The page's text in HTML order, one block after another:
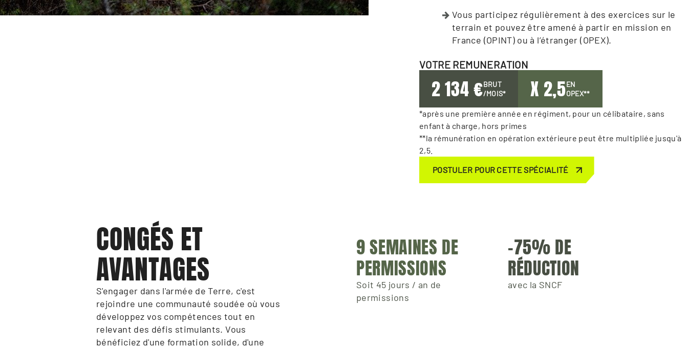
Vous participez régulièrement à des exercices sur le
terrain et pouvez être amené à partir en mission en
France (OPINT) ou à l’étranger (OPEX).
VOTRE REMUNERATION
2 134 €BRUT
/MOIS*
X 2,5EN
OPEX**
*après une première année en régiment, pour un célibataire, sans
enfant à charge, hors primes
**la rémunération en opération extérieure peut être multipliée jusqu'à
2,5.
POSTULER POUR CETTE SPÉCIALITÉ
CONGÉS ET
AVANTAGES
S'engager dans l'armée de Terre, c'est
rejoindre une communauté soudée où vous
développez vos compétences tout en
relevant des défis stimulants. Vous
bénéficiez d'une formation solide, d'une
9 SEMAINES DE
PERMISSIONS
Soit 45 jours / an de
permissions
-75% DE
RÉDUCTION
avec la SNCF